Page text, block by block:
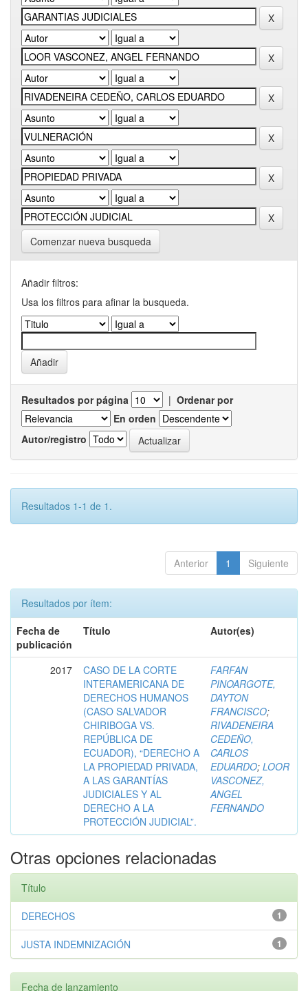
Comenzar nueva busqueda
Añadir filtros:
Usa los filtros para afinar la busqueda.
Resultados por página | Ordenar por
En orden
Autor/registro
Resultados 1-1 de 1.
Anterior 1 Siguiente
Resultados por ítem:
Fecha de
publicación
Título Autor(es)
2017
CASO DE LA CORTE
INTERAMERICANA DE
DERECHOS HUMANOS
(CASO SALVADOR
CHIRIBOGA VS.
REPÚBLICA DE
ECUADOR), “DERECHO A
LA PROPIEDAD PRIVADA,
A LAS GARANTÍAS
JUDICIALES Y AL
DERECHO A LA
PROTECCIÓN JUDICIAL”.
FARFAN
PINOARGOTE,
DAYTON
FRANCISCO;
RIVADENEIRA
CEDEÑO,
CARLOS
EDUARDO; LOOR
VASCONEZ,
ANGEL
FERNANDO
Otras opciones relacionadas
Título
1
DERECHOS
1
JUSTA INDEMNIZACIÓN
Fecha de lanzamiento